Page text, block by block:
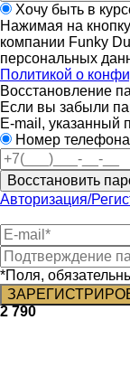
2 790
Хочу быть в
Нажимая на
компании Funky
персональных
Политикой о
Восстановление
Если вы забыли
E-mail, указанный
Номер телефона
Восстановить
Авторизация/
*Поля,